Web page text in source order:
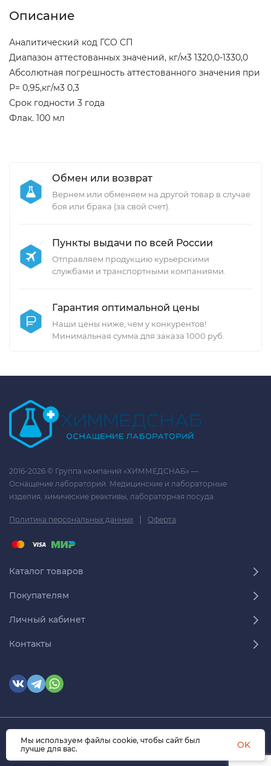
Описание
Аналитический код ГСО СП
Диапазон аттестованных значений, кг/м3 1320,0-1330,0
Абсолютная погрешность аттестованного значения при
Р= 0,95,кг/м3 0,3
Срок годности 3 года
Флак. 100 мл
Обмен или возврат
Вернем или обменяем на другой товар в случае
боя или брака (за свой счет).
Пункты выдачи по всей России
Отправляем продукцию курьерскими
службами и транспортными компаниями.
Гарантия оптимальной цены
Наши цены ниже, чем у конкурентов!
Минимальная сумма для заказа 1000 руб.
2016-2026 © Группа компаний «ХИММЕДСНАБ» —
Оснащение лабораторий. Медицинские и лабораторные
изделия, химические реактивы, лабораторная посуда.
Политика персональных данных | Оферта
Каталог товаров
Покупателям
Личный кабинет
Контакты
© 2026 himmedsnab.ru. Все права защищены
Мы используем файлы cookie, чтобы сайт был
лучше для вас.
OK